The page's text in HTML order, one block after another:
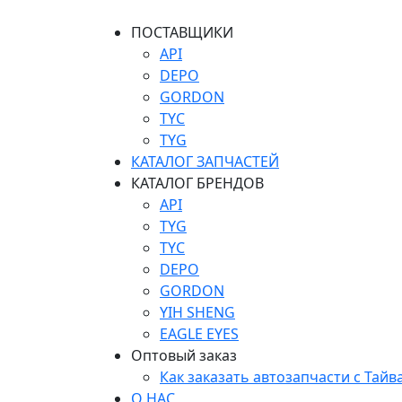
ПОСТАВЩИКИ
API
DEPO
GORDON
TYC
TYG
КАТАЛОГ ЗАПЧАСТЕЙ
КАТАЛОГ БРЕНДОВ
API
TYG
TYC
DEPO
GORDON
YIH SHENG
EAGLE EYES
Оптовый заказ
Как заказать автозапчасти с